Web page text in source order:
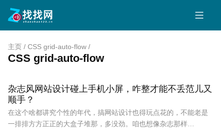
主页 / CSS grid-auto-flow /
CSS grid-auto-flow
杂志风网站设计碰上手机小屏，咋整才能不丢范儿又
顺手？
在这个啥都讲究个性的年代，搞网站设计也得玩点花的，不能老是
一排排方方正正的大盒子堆那，多没劲。咱也想像杂志那样…